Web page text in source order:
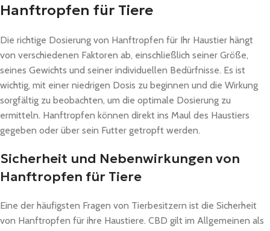
Hanftropfen für Tiere
Die richtige Dosierung von Hanftropfen für Ihr Haustier hängt
von verschiedenen Faktoren ab, einschließlich seiner Größe,
seines Gewichts und seiner individuellen Bedürfnisse. Es ist
wichtig, mit einer niedrigen Dosis zu beginnen und die Wirkung
sorgfältig zu beobachten, um die optimale Dosierung zu
ermitteln. Hanftropfen können direkt ins Maul des Haustiers
gegeben oder über sein Futter getropft werden.
Sicherheit und Nebenwirkungen von
Hanftropfen für Tiere
Eine der häufigsten Fragen von Tierbesitzern ist die Sicherheit
von Hanftropfen für ihre Haustiere. CBD gilt im Allgemeinen als